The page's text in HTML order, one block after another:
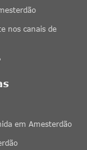
nos canais de
em Amesterdão